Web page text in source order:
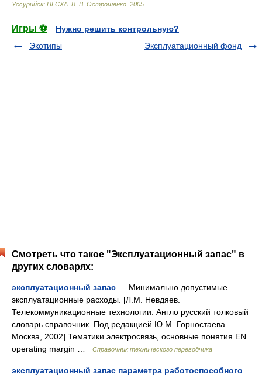
Уссурийск: ПГСХА В. В. Острошенко 2005
Игры ⚽
Нужно решить контрольную?
Экотипы
Эксплуатационный фонд
Смотреть что такое "Эксплуатационный запас" в
других словарях:
эксплуатационный запас — Минимально допустимые
эксплуатационные расходы. [Л.М. Невдяев.
Телекоммуникационные технологии. Англо русский толковый
словарь справочник. Под редакцией Ю.М. Горностаева.
Москва, 2002] Тематики электросвязь, основные понятия EN
operating margin …
Справочник технического переводчика
эксплуатационный запас параметра работоспособного